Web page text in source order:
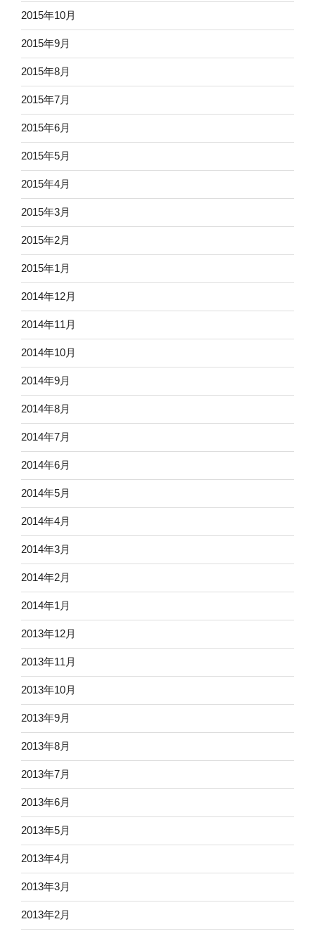
2015年10月
2015年9月
2015年8月
2015年7月
2015年6月
2015年5月
2015年4月
2015年3月
2015年2月
2015年1月
2014年12月
2014年11月
2014年10月
2014年9月
2014年8月
2014年7月
2014年6月
2014年5月
2014年4月
2014年3月
2014年2月
2014年1月
2013年12月
2013年11月
2013年10月
2013年9月
2013年8月
2013年7月
2013年6月
2013年5月
2013年4月
2013年3月
2013年2月